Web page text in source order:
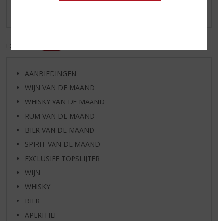
EXCL. BTW
AANBIEDINGEN
WIJN VAN DE MAAND
WHISKY VAN DE MAAND
RUM VAN DE MAAND
BIER VAN DE MAAND
SPIRIT VAN DE MAAND
EXCLUSIEF TOPSLIJTER
WIJN
WHISKY
BIER
APERITIEF